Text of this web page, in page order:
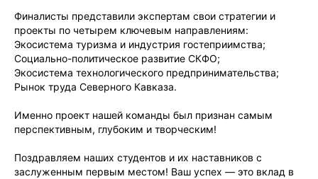
Финалисты представили экспертам свои стратегии и
проекты по четырем ключевым направлениям:
Экосистема туризма и индустрия гостеприимства;
Социально-политическое развитие СКФО;
Экосистема технологического предпринимательства;
Рынок труда Северного Кавказа.
Именно проект нашей команды был признан самым
перспективным, глубоким и творческим!
Поздравляем наших студентов и их наставников с
заслуженным первым местом! Ваш успех — это вклад в